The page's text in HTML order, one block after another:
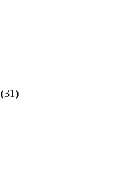
(31)